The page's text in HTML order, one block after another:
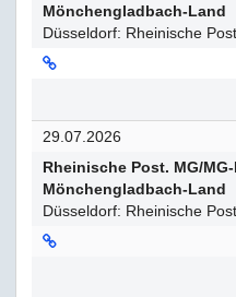
Mönchengladbach-Land
Düsseldorf: Rheinische
29.07.2026
Rheinische Post. MG/
Mönchengladbach-Land
Düsseldorf: Rheinische